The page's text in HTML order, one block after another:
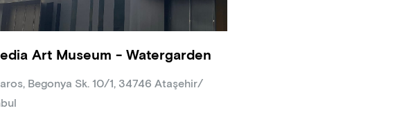
Art Museum - Watergarden
Begonya Sk. 10/1, 34746 Ataşehir/